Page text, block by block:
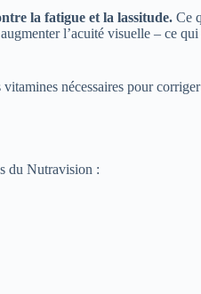
la fatigue et la lassitude. Ce
l’acuité visuelle – ce
nécessaires pour
du Nutravision :